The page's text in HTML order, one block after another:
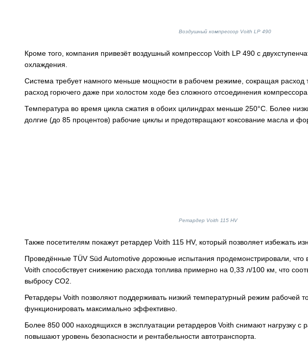
Воздушный компрессор Voith LP 490
Кроме того, компания привезёт воздушный компрессор Voith LP 490 с
охлаждения.
Система требует намного меньше мощности в рабочем режиме, сокращая
расход горючего даже при холостом ходе без сложного отсоединения компрессора.
Температура во время цикла сжатия в обоих цилиндрах меньше 250°C. Более
долгие (до 85 процентов) рабочие циклы и предотвращают коксование масла и
Ретардер Voith 115 HV
Также посетителям покажут ретардер Voith 115 HV, который позволяет избежать
Проведённые TÜV Süd Automotive дорожные испытания продемонстрировали, что
Voith способствует снижению расхода топлива примерно на 0,33 л/100 км, что
выбросу CO2.
Ретардеры Voith позволяют поддерживать низкий температурный режим рабочей
функционировать максимально эффективно.
Более 850 000 находящихся в эксплуатации ретардеров Voith снимают нагрузку с
повышают уровень безопасности и рентабельности автотранспорта.